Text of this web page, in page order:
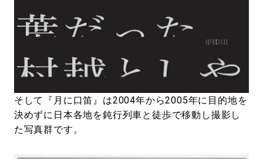
そして『月に口笛』は2004年から2005年に目的地を
決めずに日本各地を鈍行列車と徒歩で移動し撮影し
た写真群です。